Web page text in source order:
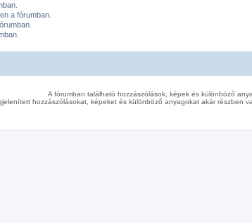
a fórumban.
A fórumban található hozzászólások, képek és különböző
hozzászólásokat, képeket és különböző anyagokat akár részben